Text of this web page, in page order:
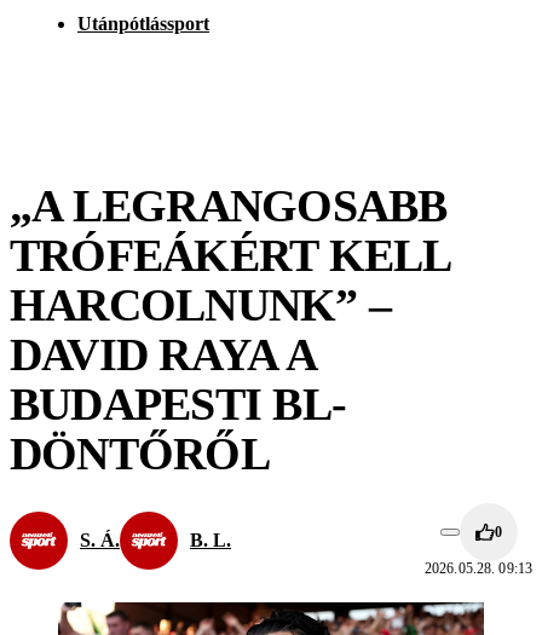
Utánpótlássport
„A LEGRANGOSABB
TRÓFEÁKÉRT KELL
HARCOLNUNK” –
DAVID RAYA A
BUDAPESTI BL-
DÖNTŐRŐL
S. Á. B. L. 0
2026.05.28. 09:13